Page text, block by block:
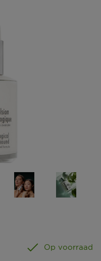
Op voorraad